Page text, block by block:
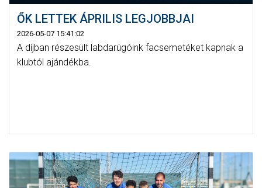
ŐK LETTEK ÁPRILIS LEGJOBBJAI
2026-05-07 15:41:02
A díjban részesült labdarúgóink facsemetéket kapnak a
klubtól ajándékba.